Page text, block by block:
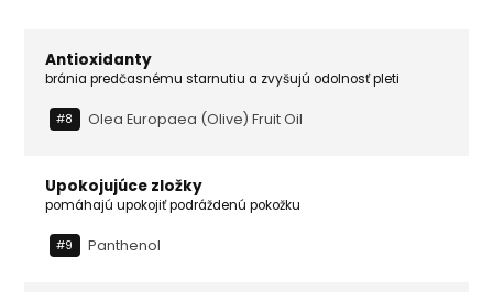
Antioxidanty
bránia predčasnému starnutiu a zvyšujú odolnosť pleti
#8 Olea Europaea (olive) Fruit Oil
Upokojujúce zložky
pomáhajú upokojiť podráždenú pokožku
#9 Panthenol